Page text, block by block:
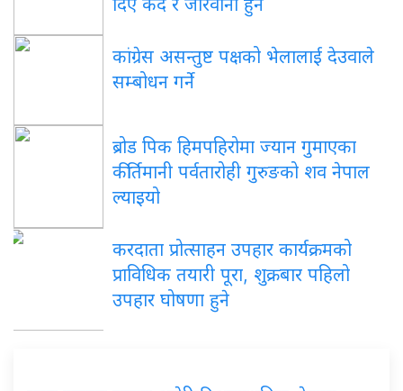
कांग्रेस असन्तुष्ट पक्षको भेलालाई देउवाले
सम्बोधन गर्ने
ब्रोड पिक हिमपहिरोमा ज्यान गुमाएका
कीर्तिमानी पर्वतारोही गुरुङको शव नेपाल
ल्याइयो
करदाता प्रोत्साहन उपहार कार्यक्रमको
प्राविधिक तयारी पूरा, शुक्रबार पहिलो
उपहार घोषणा हुने